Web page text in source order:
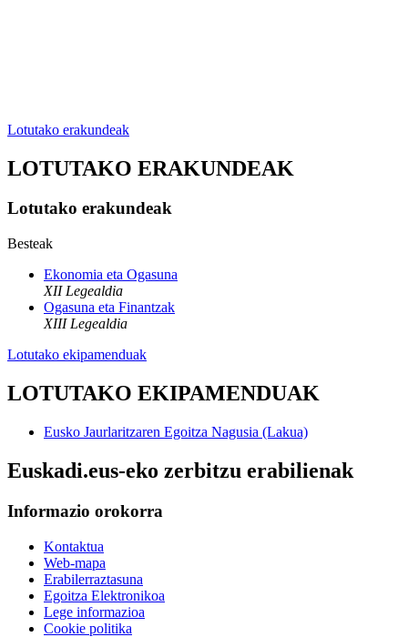
Lotutako erakundeak
LOTUTAKO ERAKUNDEAK
Lotutako erakundeak
Besteak
Ekonomia eta Ogasuna
XII Legealdia
Ogasuna eta Finantzak
XIII Legealdia
Lotutako ekipamenduak
LOTUTAKO EKIPAMENDUAK
Eusko Jaurlaritzaren Egoitza Nagusia (Lakua)
Euskadi.eus-eko zerbitzu erabilienak
Informazio orokorra
Kontaktua
Web-mapa
Erabilerraztasuna
Egoitza Elektronikoa
Lege informazioa
Cookie politika